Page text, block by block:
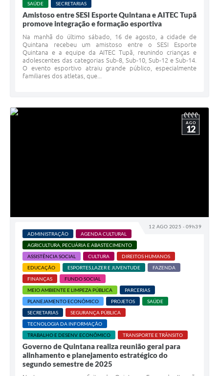
SAÚDE
SECRETARIAS
Amistoso entre SESI Esporte Quintana e AITEC Tupã
promove integração e formação esportiva
Na manhã do último sábado, 16 de agosto, a cidade de
Quintana recebeu um amistoso entre o SESI Esporte
Quintana e a equipe da AITEC Tupã, reunindo crianças e
adolescentes das categorias Sub-8, Sub-10, Sub-12 e Sub-14.
O evento esportivo atraiu grande público, especialmente
familiares dos atletas, que...
12 AGO 2025 - 09h39
AGO
12
ADMINISTRAÇÃO
AGENDA CULTURAL
AGRICULTURA, PECUÁRIA E ABASTECIMENTO
ASSISTÊNCIA SOCIAL
CULTURA
DIREITOS HUMANOS
EDUCAÇÃO
ESPORTES,LAZER E JUVENTUDE
FAZENDA
FINANÇAS
FUNDO SOCIAL
MEIO AMBIENTE E LIMPEZA PÚBLICA
PARCERIAS
PLANEJAMENTO ECONÔMICO
PROJETOS
SAÚDE
SECRETARIAS
SEGURANÇA PÚBLICA
TECNOLOGIA DA INFORMAÇÃO
TRABALHO E DESENV. ECONÔMICO
TRANSPORTE E TRÂNSITO
Governo de Quintana realiza reunião geral para
alinhamento e planejamento estratégico do
segundo semestre de 2025